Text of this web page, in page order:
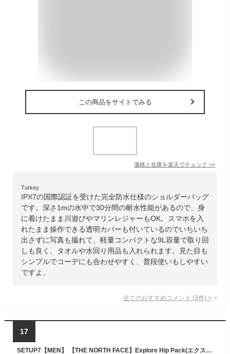
この商品をサイトでみる
価格と在庫を楽天でチェック >>
Turkey
IPX7の国際認証を受けた完全防水仕様のショルダーバッグ
です。深さ1mの水中で30分間の耐水性能があるので、身
に着けたまま川遊びやマリンレジャーもOK。スマホを入
れたまま操作できる透明カバーも付いているのでいちいち
出さずに写真も撮れて、軽量コンパクトな9L容量で取り回
しも良く、タオルや水回り用品も入れられます。見た目も
シンプルでコーデにも合わせやすく、普段使いもしやすい
ですよ。
全てのおすすめコメント (3件) >
17
SETUP7【MEN】 【THE NORTH FACE】Explore Hip Pack(エクスプロアヒップパック) バッグ・鞄